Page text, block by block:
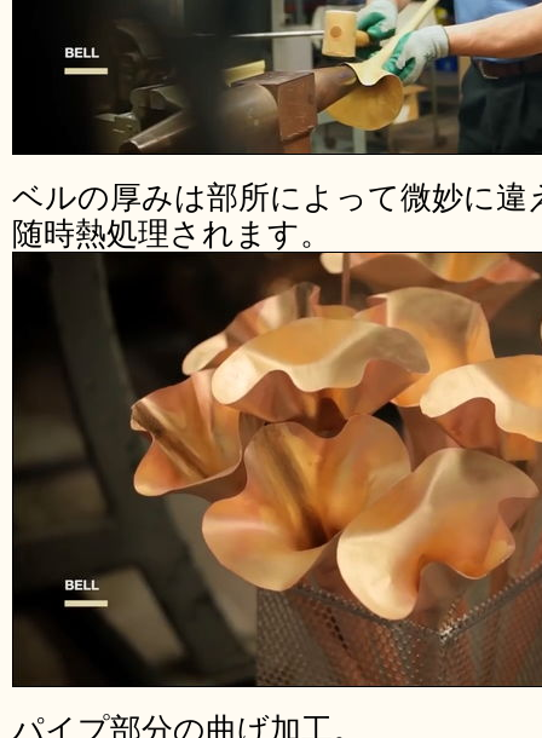
ベルの厚みは部所によって微妙に
随時熱処理されます。
パイプ部分の曲げ加工。